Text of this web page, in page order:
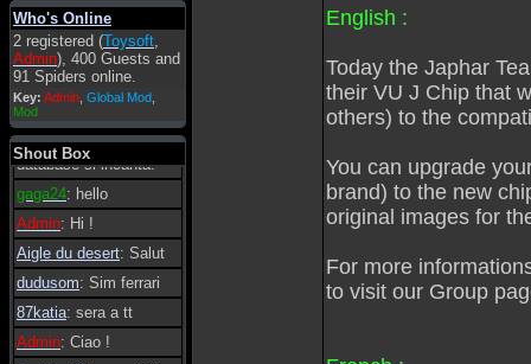
Who's Online
2 registered (Toysoft,
Admin), 400 Guests and
91 Spiders online.
Key: Admin Global Mod
Mod
Shout Box
pietro: è un po' che
manco dal forum,non
mi è possibile vedere i
contenuti, mi sono
perso qualcosa?
Admin
essere possibile, di
tanto in tanto il
database si incanta.
gaga24: hello
Admin: Hi !
Aigle du desert: Salut
dudusom: Sim ferrari
87katia: sera a tt
Admin: Ciao !
English :
Today the Japhar
their VU J Chip that
others) to the
You can upgrade
brand) to the new
original images for
For more
to visit our Group